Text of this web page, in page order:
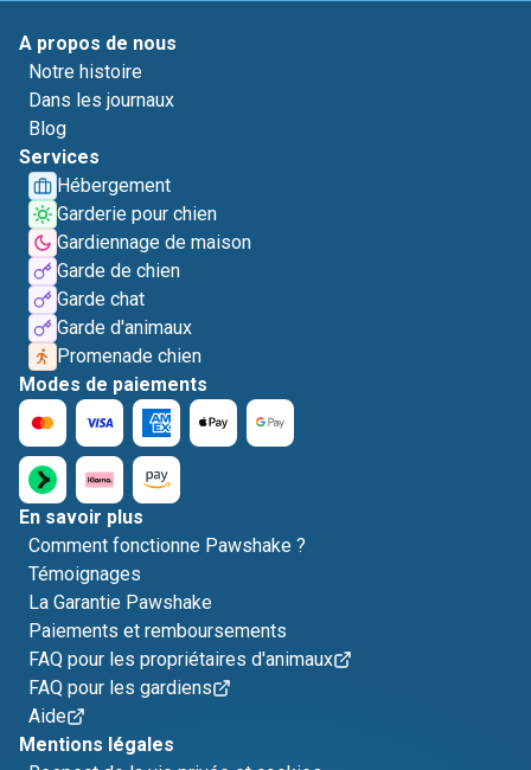
A propos de nous
Notre histoire
Dans les journaux
Blog
Services
Hébergement
Garderie pour chien
Gardiennage de maison
Garde de chien
Garde chat
Garde d'animaux
Promenade chien
Modes de paiements
En savoir plus
Comment fonctionne Pawshake ?
Témoignages
La Garantie Pawshake
Paiements et remboursements
FAQ pour les propriétaires d'animaux
FAQ pour les gardiens
Aide
Mentions légales